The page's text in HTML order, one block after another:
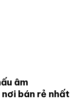
âm
bán rẻ nhất